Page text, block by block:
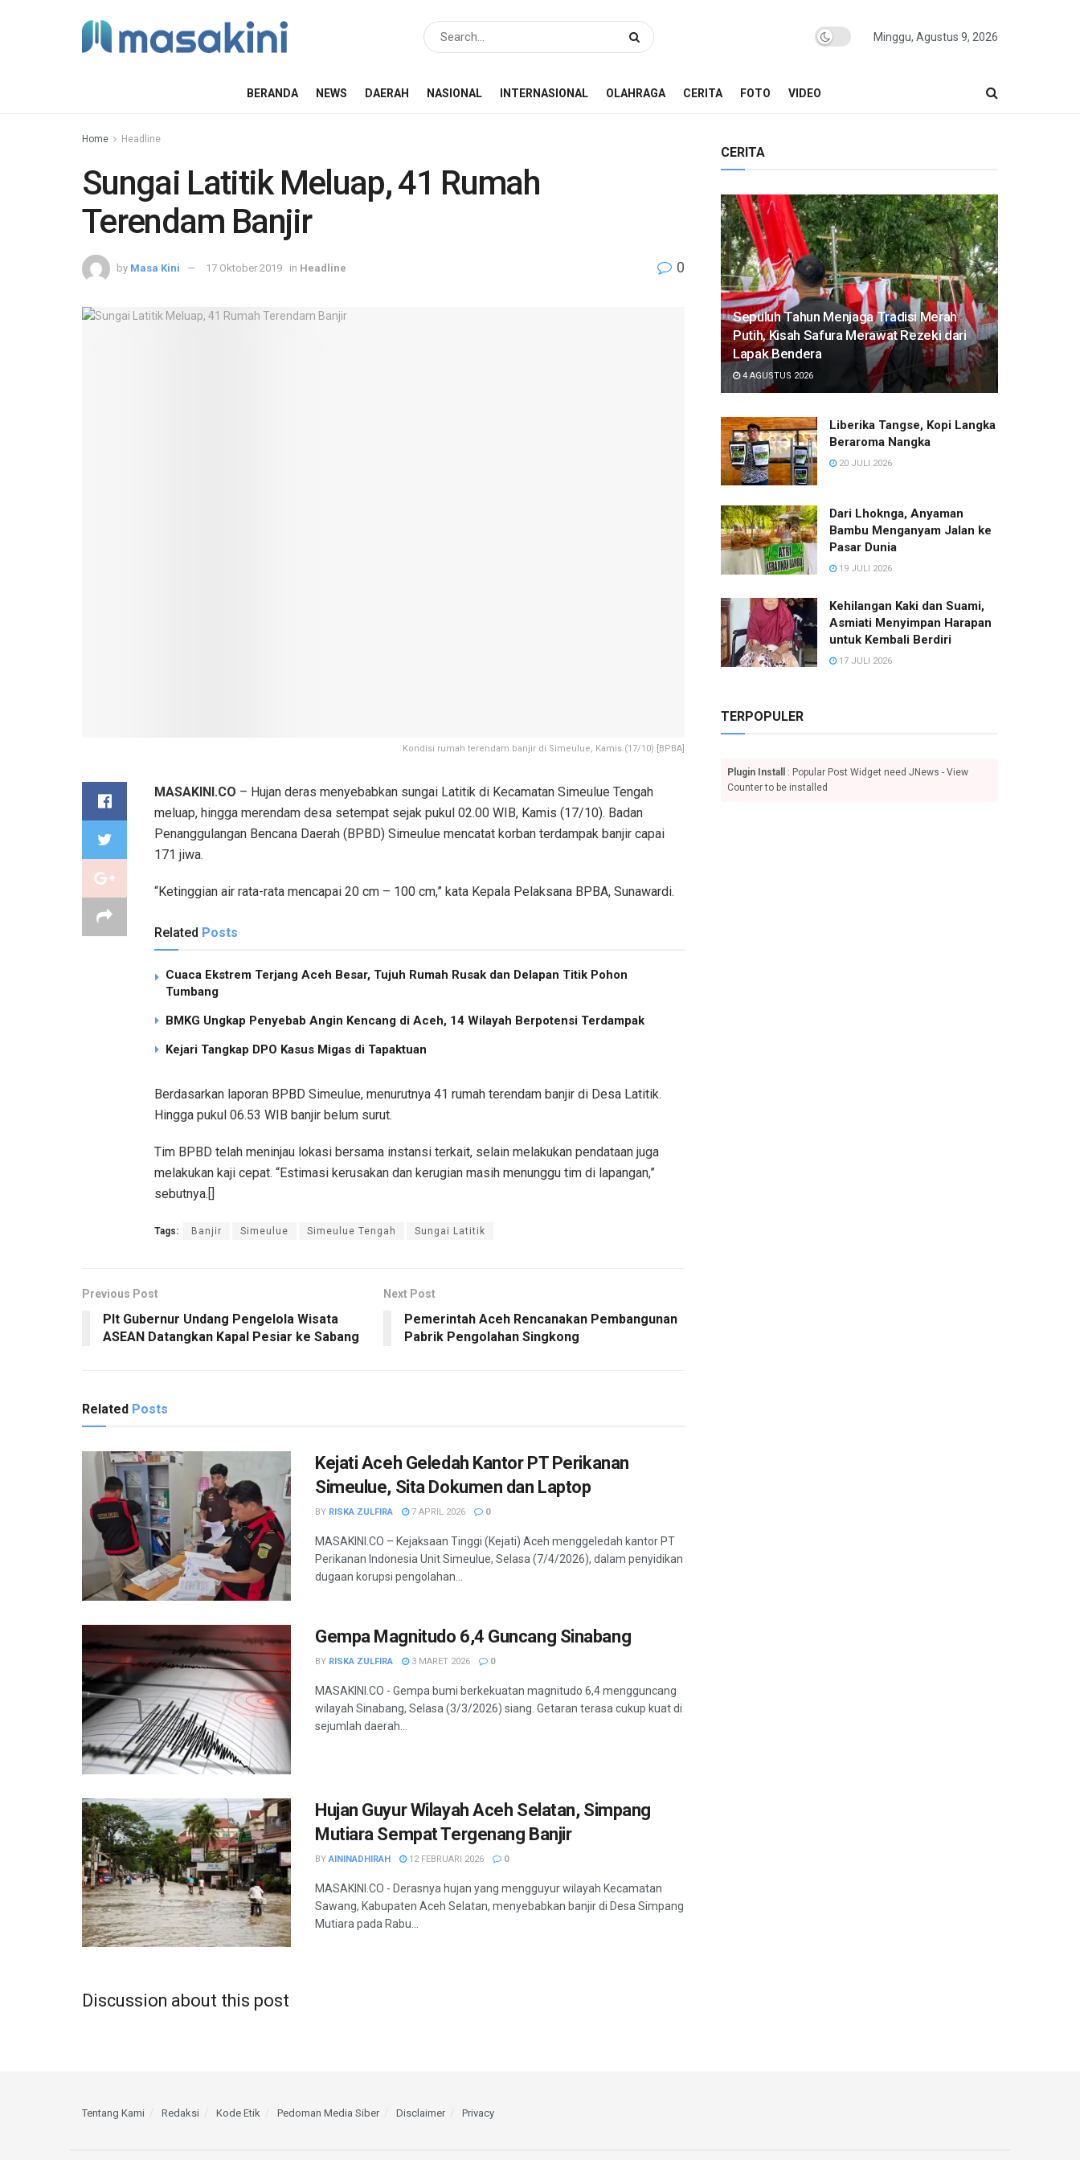
Minggu, Agustus 9, 2026
BERANDA NEWS DAERAH NASIONAL INTERNASIONAL OLAHRAGA CERITA FOTO VIDEO
Home Headline
Sungai Latitik Meluap, 41 Rumah
Terendam Banjir
by Masa Kini 17 Oktober 2019 in Headline 0
Kondisi rumah terendam banjir di Simeulue, Kamis (17/10).[BPBA]
MASAKINI.CO – Hujan deras menyebabkan sungai Latitik di Kecamatan Simeulue Tengah
meluap, hingga merendam desa setempat sejak pukul 02.00 WIB, Kamis (17/10). Badan
Penanggulangan Bencana Daerah (BPBD) Simeulue mencatat korban terdampak banjir capai
171 jiwa.
“Ketinggian air rata-rata mencapai 20 cm – 100 cm,” kata Kepala Pelaksana BPBA, Sunawardi.
Related Posts
Cuaca Ekstrem Terjang Aceh Besar, Tujuh Rumah Rusak dan Delapan Titik Pohon
Tumbang
BMKG Ungkap Penyebab Angin Kencang di Aceh, 14 Wilayah Berpotensi Terdampak
Kejari Tangkap DPO Kasus Migas di Tapaktuan
Berdasarkan laporan BPBD Simeulue, menurutnya 41 rumah terendam banjir di Desa Latitik.
Hingga pukul 06.53 WIB banjir belum surut.
Tim BPBD telah meninjau lokasi bersama instansi terkait, selain melakukan pendataan juga
melakukan kaji cepat. “Estimasi kerusakan dan kerugian masih menunggu tim di lapangan,”
sebutnya.[]
Tags: Banjir Simeulue Simeulue Tengah Sungai Latitik
Previous Post
Plt Gubernur Undang Pengelola Wisata
ASEAN Datangkan Kapal Pesiar ke Sabang
Next Post
Pemerintah Aceh Rencanakan Pembangunan
Pabrik Pengolahan Singkong
Related Posts
Kejati Aceh Geledah Kantor PT Perikanan
Simeulue, Sita Dokumen dan Laptop
BY RISKA ZULFIRA 7 APRIL 2026 0
MASAKINI.CO – Kejaksaan Tinggi (Kejati) Aceh menggeledah kantor PT
Perikanan Indonesia Unit Simeulue, Selasa (7/4/2026), dalam penyidikan
dugaan korupsi pengolahan...
Gempa Magnitudo 6,4 Guncang Sinabang
BY RISKA ZULFIRA 3 MARET 2026 0
MASAKINI.CO - Gempa bumi berkekuatan magnitudo 6,4 mengguncang
wilayah Sinabang, Selasa (3/3/2026) siang. Getaran terasa cukup kuat di
sejumlah daerah...
Hujan Guyur Wilayah Aceh Selatan, Simpang
Mutiara Sempat Tergenang Banjir
BY AININADHIRAH 12 FEBRUARI 2026 0
MASAKINI.CO - Derasnya hujan yang mengguyur wilayah Kecamatan
Sawang, Kabupaten Aceh Selatan, menyebabkan banjir di Desa Simpang
Mutiara pada Rabu...
Discussion about this post
CERITA
Sepuluh Tahun Menjaga Tradisi Merah
Putih, Kisah Safura Merawat Rezeki dari
Lapak Bendera
4 AGUSTUS 2026
Liberika Tangse, Kopi Langka
Beraroma Nangka
20 JULI 2026
Dari Lhoknga, Anyaman
Bambu Menganyam Jalan ke
Pasar Dunia
19 JULI 2026
Kehilangan Kaki dan Suami,
Asmiati Menyimpan Harapan
untuk Kembali Berdiri
17 JULI 2026
TERPOPULER
Plugin Install
: Popular Post Widget need JNews - View
Counter to be installed
Tentang Kami Redaksi Kode Etik Pedoman Media Siber Disclaimer Privacy